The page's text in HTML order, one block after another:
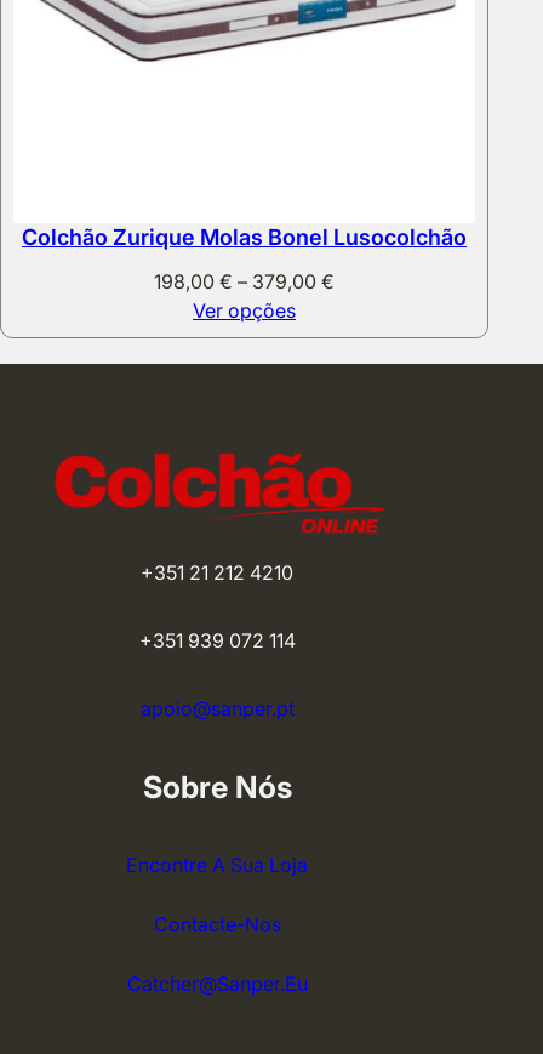
Colchão Zurique Molas Bonel Lusocolchão
198,00€ – 379,00€
198,00 €
through
Ver opções
+351 21 212 4210
+351 939 072 114
apoio@sanper.pt
Sobre Nós
Encontre A Sua Loja
Contacte-Nos
Catcher@sanper.eu